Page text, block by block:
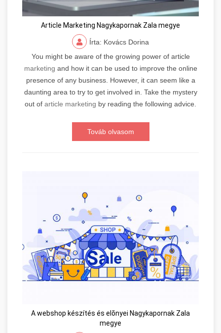
Article Marketing Nagykapornak Zala megye
Írta: Kovács Dorina
You might be aware of the growing power of article
marketing and how it can be used to improve the online
presence of any business. However, it can seem like a
daunting area to try to get involved in. Take the mystery
out of article marketing by reading the following advice.
Továb olvasom
A webshop készítés és elõnyei Nagykapornak Zala
megye